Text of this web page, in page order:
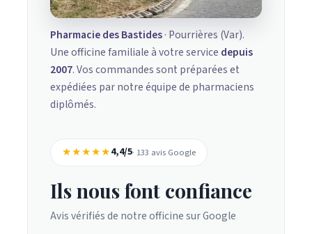
Pharmacie des Bastides· Pourrières (Var).
Une officine familiale à votre service depuis
2007. Vos commandes sont préparées et
expédiées par notre équipe de pharmaciens
diplômés.
★★★★★4,4/5· 133 avis Google
Ils nous font confiance
Avis vérifiés de notre officine sur Google